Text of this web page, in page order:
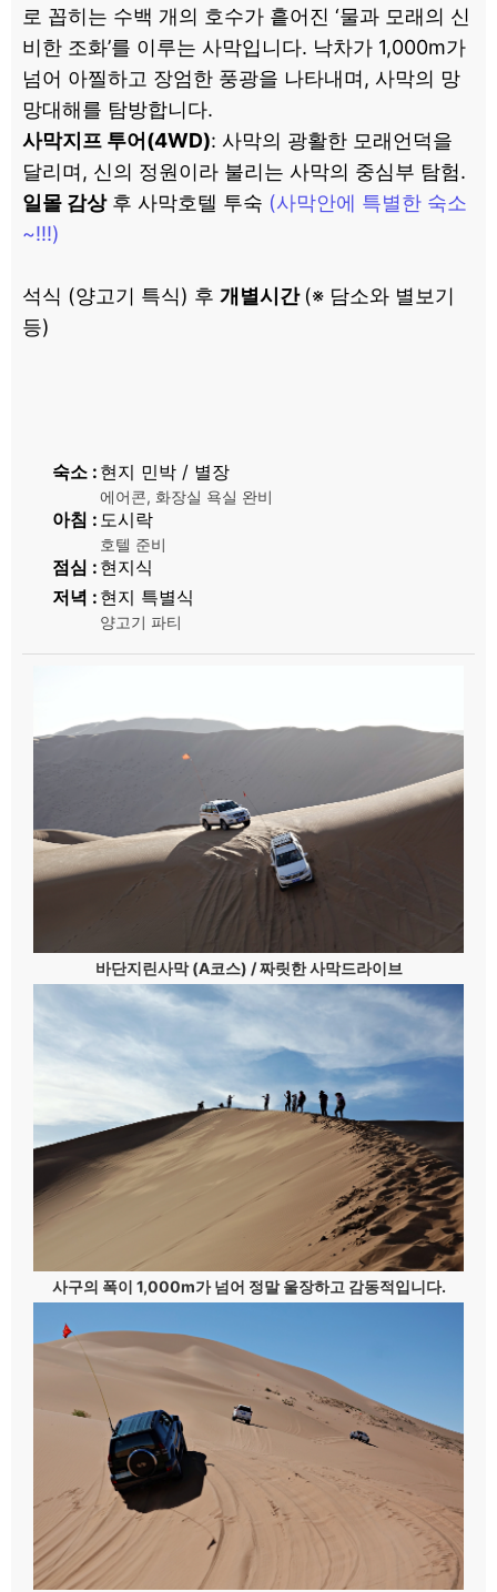
로 꼽히는 수백 개의 호수가 흩어진 ‘물과 모래의 신
비한 조화’를 이루는 사막입니다. 낙차가 1,000m가
넘어 아찔하고 장엄한 풍광을 나타내며, 사막의 망
망대해를 탐방합니다.
사막지프 투어(4WD): 사막의 광활한 모래언덕을
달리며, 신의 정원이라 불리는 사막의 중심부 탐험.
일몰 감상후 사막호텔 투숙 (사막안에 특별한 숙소
~!!!)
석식 (양고기 특식) 후 개별시간 (※ 담소와 별보기
등)
숙소 현지 민박 / 별장
에어콘, 화장실 욕실 완비
아침 도시락
호텔 준비
점심
현지식
저녁
현지 특별식
양고기 파티
바단지린사막 (A코스) / 짜릿한 사막드라이브
사구의 폭이 1,000m가 넘어 정말 울장하고 감동적입니다.